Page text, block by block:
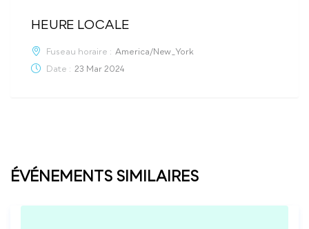
HEURE LOCALE
Fuseau horaire : America/New_York
Date : 23 Mar 2024
ÉVÉNEMENTS SIMILAIRES